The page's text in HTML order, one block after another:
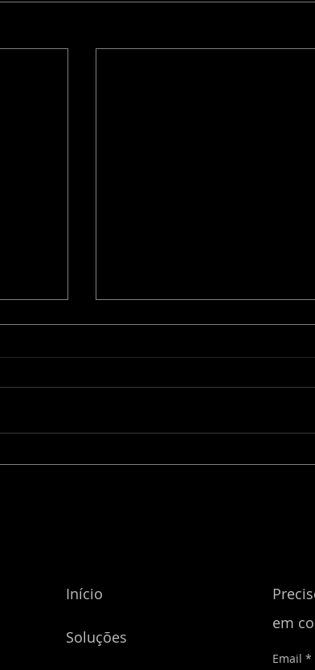
Moving e Migração de
Início
Soluções
em
Email